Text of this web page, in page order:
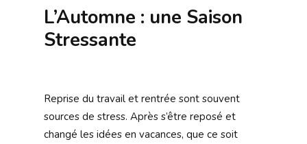
L’Automne : une Saison
Stressante
Reprise du travail et rentrée sont souvent
sources de stress. Après s’être reposé et
changé les idées en vacances, que ce soit